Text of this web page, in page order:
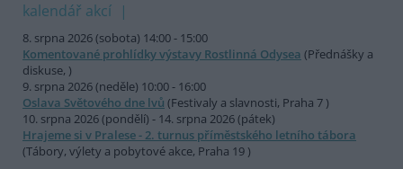
kalendář akcí
8. srpna 2026 (sobota) 14:00 - 15:00
Komentované prohlídky výstavy Rostlinná Odysea (Přednášky a
diskuse, )
9. srpna 2026 (neděle) 10:00 - 16:00
Oslava Světového dne lvů (Festivaly a slavnosti, Praha 7 )
10. srpna 2026 (pondělí) - 14. srpna 2026 (pátek)
Hrajeme si v Pralese - 2. turnus příměstského letního tábora
(Tábory, výlety a pobytové akce, Praha 19 )